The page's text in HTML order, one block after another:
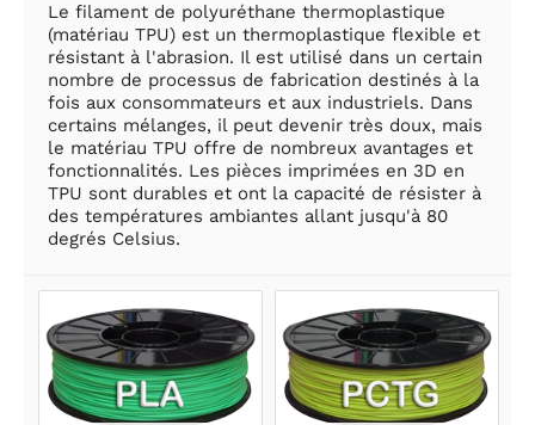
Le filament de polyuréthane thermoplastique
(matériau TPU) est un thermoplastique flexible et
résistant à l'abrasion. Il est utilisé dans un certain
nombre de processus de fabrication destinés à la
fois aux consommateurs et aux industriels. Dans
certains mélanges, il peut devenir très doux, mais
le matériau TPU offre de nombreux avantages et
fonctionnalités. Les pièces imprimées en 3D en
TPU sont durables et ont la capacité de résister à
des températures ambiantes allant jusqu'à 80
degrés Celsius.